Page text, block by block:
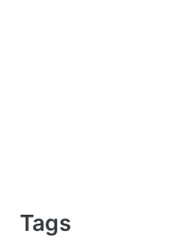
Tags